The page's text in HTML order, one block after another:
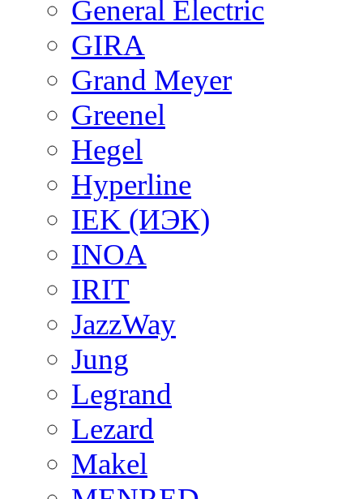
General Electric
GIRA
Grand Meyer
Greenel
Hegel
Hyperline
IEK (ИЭК)
INOA
IRIT
JazzWay
Jung
Legrand
Lezard
Makel